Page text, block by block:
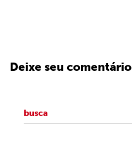
Deixe seu comentário